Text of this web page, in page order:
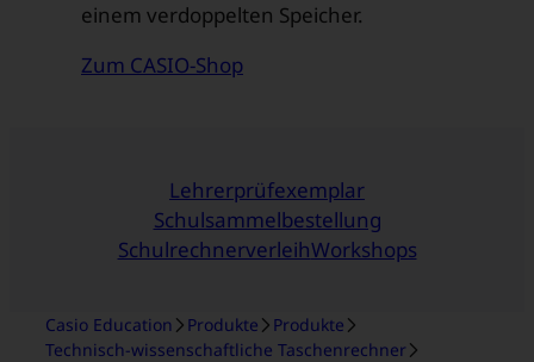
einem verdoppelten Speicher.
Zum CASIO-Shop
Lehrerprüfexemplar
Schulsammelbestellung
SchulrechnerverleihWorkshops
Casio Education Produkte
Produkte
Technisch-wissenschaftliche Taschenrechner